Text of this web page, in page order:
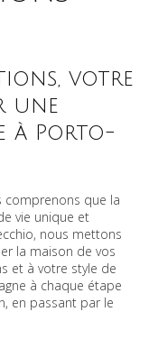
votre
une
à Porto-
comprenons que la
vie unique et
nous mettons
la maison de vos
et à votre style de
à chaque étape
en passant par le